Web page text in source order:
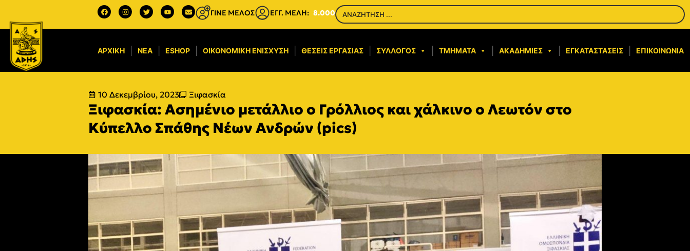
ΓΙΝΕ ΜΕΛΟΣ ΕΓΓ. ΜΕΛΗ: 8.000
ΑΡΧΙΚΉ ΝΈΑ ESHOP ΟΙΚΟΝΟΜΙΚΉ ΕΝΊΣΧΥΣΗ​ ΘΈΣΕΙΣ ΕΡΓΑΣΊΑΣ ΣΎΛΛΟΓΟΣ ΤΜΉΜΑΤΑ ΑΚΑΔΗΜΊΕΣ ΕΓΚΑΤΑΣΤΆΣΕΙΣ ΕΠΙΚΟΙΝΩΝΊΑ
10 Δεκεμβρίου, 2023 Ξιφασκία
Ξιφασκία: Ασημένιο μετάλλιο ο Γρόλλιος και χάλκινο ο Λεωτόν στο
Kύπελλο Σπάθης Νέων Ανδρών (pics)